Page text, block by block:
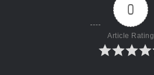
0
Article Rating